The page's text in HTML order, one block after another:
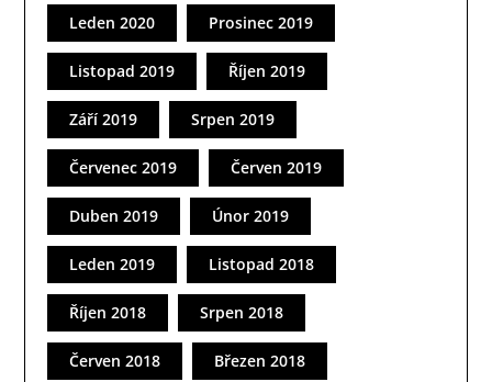
Leden 2020 Prosinec 2019
Listopad 2019 Říjen 2019
Září 2019 Srpen 2019
Červenec 2019 Červen 2019
Duben 2019 Únor 2019
Leden 2019 Listopad 2018
Říjen 2018 Srpen 2018
Červen 2018 Březen 2018